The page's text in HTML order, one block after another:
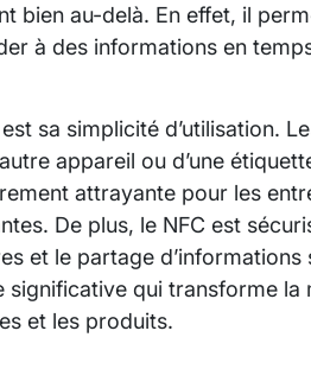
bien au-delà. En effet, il
à des informations en
sa simplicité d’utilisation.
appareil ou d’une
attrayante pour les
De plus, le NFC est
et le partage d’informations
significative qui transforme la
et les produits.